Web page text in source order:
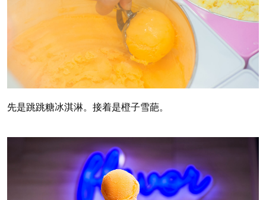
先是跳跳糖冰淇淋。接着是橙子雪葩。